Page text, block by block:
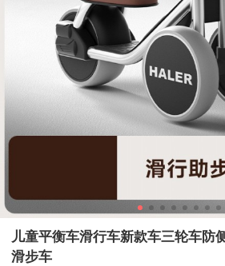
儿童平衡车滑行车新款车三轮车防
滑步车